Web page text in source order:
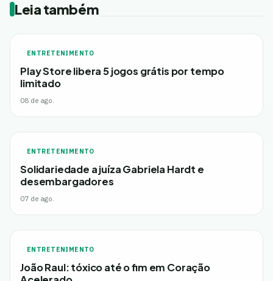
Leia também
ENTRETENIMENTO
Play Store libera 5 jogos grátis por tempo
limitado
08 de ago.
ENTRETENIMENTO
Solidariedade a juíza Gabriela Hardt e
desembargadores
07 de ago.
ENTRETENIMENTO
João Raul: tóxico até o fim em Coração